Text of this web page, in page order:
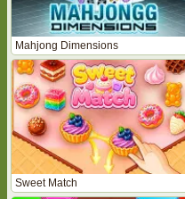
Mahjong Dimensions
Sweet Match